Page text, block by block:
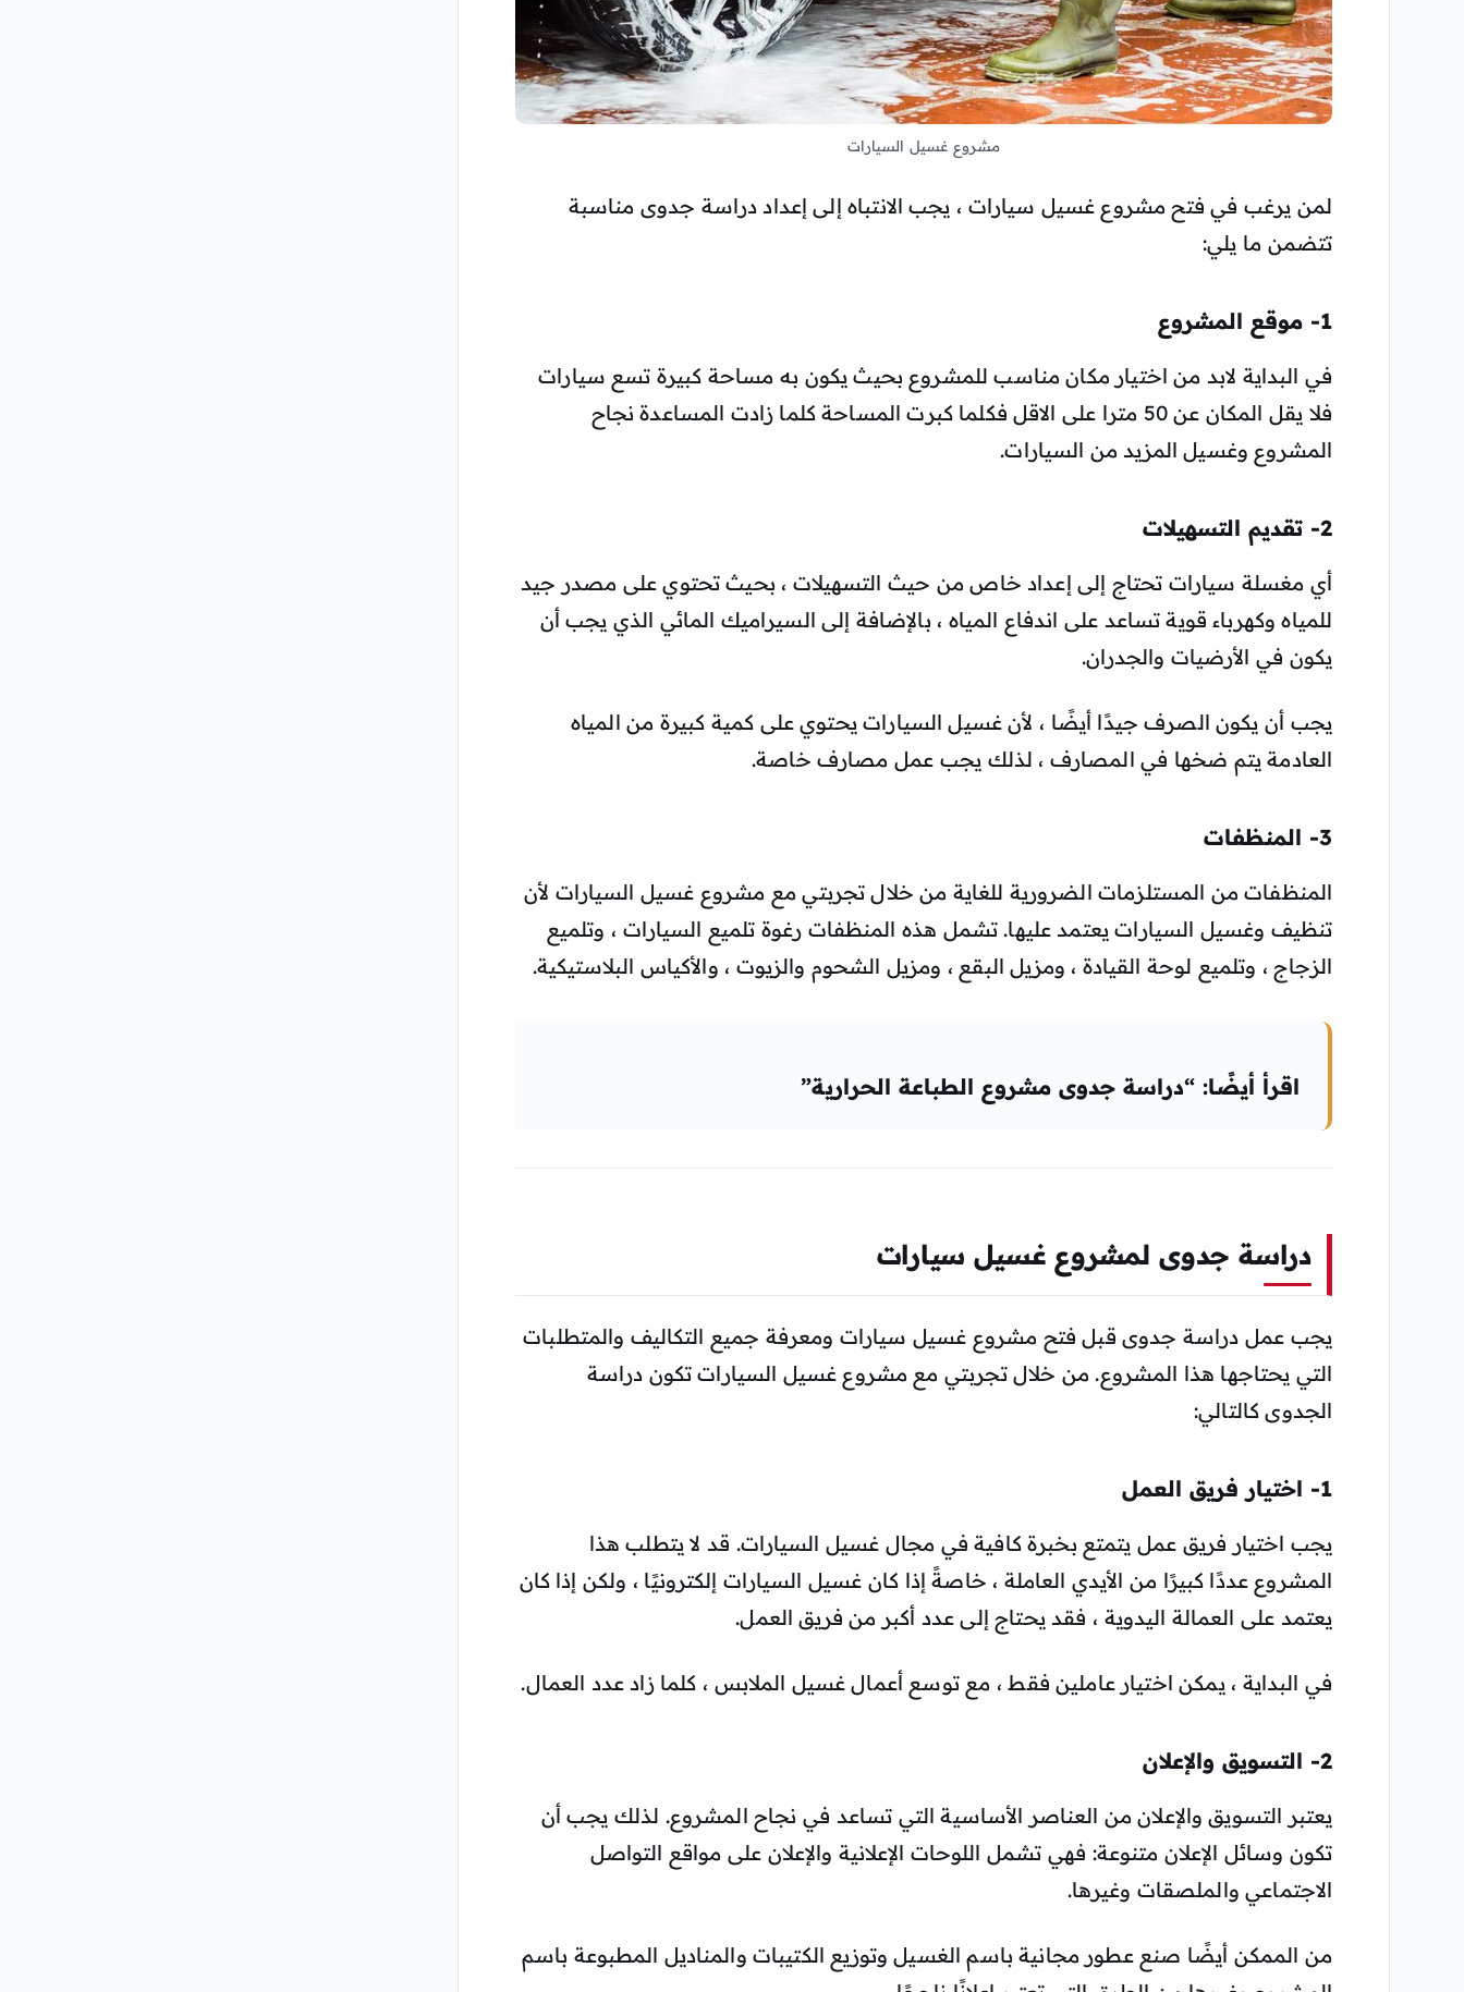
مشروع غسيل السيارات
لمن يرغب في فتح مشروع غسيل سيارات ، يجب الانتباه إلى إعداد دراسة جدوى مناسبة
تتضمن ما يلي:
1- موقع المشروع
في البداية لابد من اختيار مكان مناسب للمشروع بحيث يكون به مساحة كبيرة تسع سيارات
فلا يقل المكان عن 50 مترا على الاقل فكلما كبرت المساحة كلما زادت المساعدة نجاح
المشروع وغسيل المزيد من السيارات.
2- تقديم التسهيلات
أي مغسلة سيارات تحتاج إلى إعداد خاص من حيث التسهيلات ، بحيث تحتوي على مصدر جيد
للمياه وكهرباء قوية تساعد على اندفاع المياه ، بالإضافة إلى السيراميك المائي الذي يجب أن
يكون في الأرضيات والجدران.
يجب أن يكون الصرف جيدًا أيضًا ، لأن غسيل السيارات يحتوي على كمية كبيرة من المياه
العادمة يتم ضخها في المصارف ، لذلك يجب عمل مصارف خاصة.
3- المنظفات
المنظفات من المستلزمات الضرورية للغاية من خلال تجربتي مع مشروع غسيل السيارات لأن
تنظيف وغسيل السيارات يعتمد عليها. تشمل هذه المنظفات رغوة تلميع السيارات ، وتلميع
الزجاج ، وتلميع لوحة القيادة ، ومزيل البقع ، ومزيل الشحوم والزيوت ، والأكياس البلاستيكية.
اقرأ أيضًا: “دراسة جدوى مشروع الطباعة الحرارية”
دراسة جدوى لمشروع غسيل سيارات
يجب عمل دراسة جدوى قبل فتح مشروع غسيل سيارات ومعرفة جميع التكاليف والمتطلبات
التي يحتاجها هذا المشروع. من خلال تجربتي مع مشروع غسيل السيارات تكون دراسة
الجدوى كالتالي:
1- اختيار فريق العمل
يجب اختيار فريق عمل يتمتع بخبرة كافية في مجال غسيل السيارات. قد لا يتطلب هذا
المشروع عددًا كبيرًا من الأيدي العاملة ، خاصةً إذا كان غسيل السيارات إلكترونيًا ، ولكن إذا كان
يعتمد على العمالة اليدوية ، فقد يحتاج إلى عدد أكبر من فريق العمل.
في البداية ، يمكن اختيار عاملين فقط ، مع توسع أعمال غسيل الملابس ، كلما زاد عدد العمال.
2- التسويق والإعلان
يعتبر التسويق والإعلان من العناصر الأساسية التي تساعد في نجاح المشروع. لذلك يجب أن
تكون وسائل الإعلان متنوعة: فهي تشمل اللوحات الإعلانية والإعلان على مواقع التواصل
الاجتماعي والملصقات وغيرها.
من الممكن أيضًا صنع عطور مجانية باسم الغسيل وتوزيع الكتيبات والمناديل المطبوعة باسم